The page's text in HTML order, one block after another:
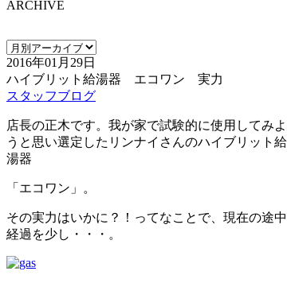
ARCHIVE
2016年01月29日
ハイブリット給湯器 エコワン 実力
スタッフブログ
店長の正木です。我が家で試験的に使用してみよ
うと思い選定したリンナイさんのハイブリット給
湯器
「エコワン」。
その実力はいかに？！ってなことで、現在の途中
経過を少し・・・。